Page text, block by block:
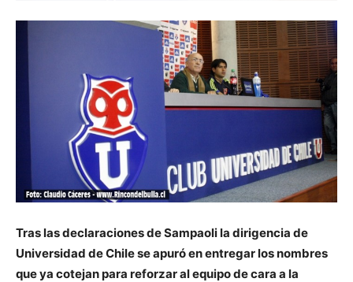
Tras las declaraciones de Sampaoli la dirigencia de
Universidad de Chile se apuró en entregar los nombres
que ya cotejan para reforzar al equipo de cara a la